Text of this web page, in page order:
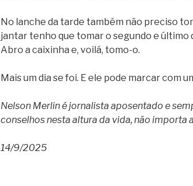
No lanche da tarde também não preciso
jantar tenho que tomar o segundo e último
Abro a caixinha e, voilá, tomo-o.
Mais um dia se foi. E ele pode marcar com
Nelson Merlin é jornalista aposentado e
conselhos nesta altura da vida, não importa
14/9/2025